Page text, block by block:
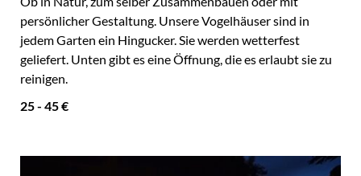
persönlicher Gestaltung. Unsere Vogelhäuser sind in
jedem Garten ein Hingucker. Sie werden wetterfest
geliefert. Unten gibt es eine Öffnung, die es erlaubt sie zu
reinigen.
25 - 45 €